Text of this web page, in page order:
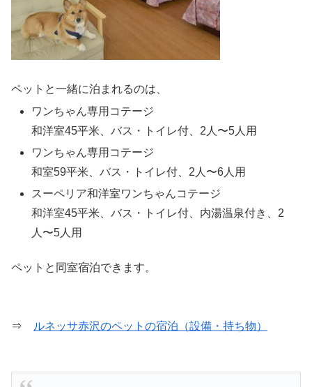
ペットと一緒に泊まれるのは、
ワンちゃん専用コテージ
和洋室45平米、バス・トイレ付、2人〜5人用
ワンちゃん専用コテージ
和室59平米、バス・トイレ付、2人〜6人用
スーペリア和洋室ワンちゃんコテージ
和洋室45平米、バス・トイレ付、内湯温泉付き、2
人〜5人用
ペットと同室宿泊できます。
⇒ ルネッサ赤沢のペットの宿泊（設備・持ち物）